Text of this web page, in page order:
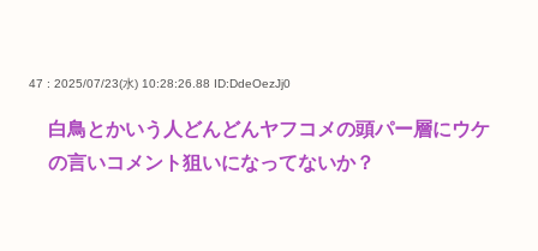
47 : 2025/07/23(水) 10:28:26.88 ID:DdeOezJj0
白鳥とかいう人どんどんヤフコメの頭パー層にウケ
の言いコメント狙いになってないか？